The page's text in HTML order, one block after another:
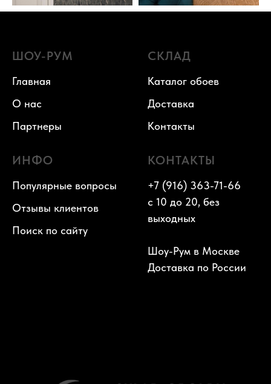
ШОУ-РУМ
Главная
О нас
Партнеры
СКЛАД
Каталог обоев
Доставка
Контакты
ИНФО
Популярные вопросы
Отзывы клиентов
Поиск по сайту
КОНТАКТЫ
+7 (916) 363-71-66
с 10 до 20, без
выходных
Шоу-Рум в Москве
Доставка по России